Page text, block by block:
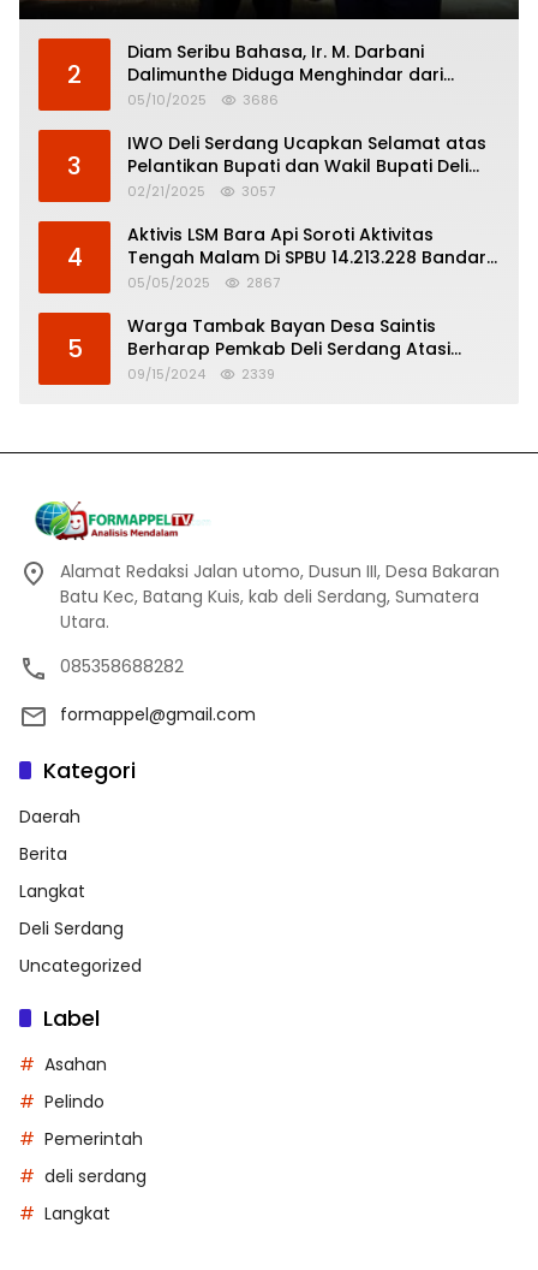
2
Diam Seribu Bahasa, Ir. M. Darbani
Dalimunthe Diduga Menghindar dari
Pertanggungjawaban Politik
05/10/2025 3686
3
IWO Deli Serdang Ucapkan Selamat atas
Pelantikan Bupati dan Wakil Bupati Deli
Serdang
02/21/2025 3057
4
Aktivis LSM Bara Api Soroti Aktivitas
Tengah Malam Di SPBU 14.213.228 Bandar
Tinggi
05/05/2025 2867
5
Warga Tambak Bayan Desa Saintis
Berharap Pemkab Deli Serdang Atasi
Banjir
09/15/2024 2339
Alamat Redaksi Jalan utomo, Dusun III, Desa Bakaran
Batu Kec, Batang Kuis, kab deli Serdang, Sumatera
Utara.
085358688282
formappel@gmail.com
Kategori
Daerah
Berita
Langkat
Deli Serdang
Uncategorized
Label
Asahan
Pelindo
Pemerintah
deli serdang
Langkat